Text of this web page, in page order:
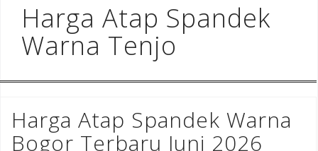
Harga Atap Spandek
Warna Tenjo
Harga Atap Spandek Warna
Bogor Terbaru Juni 2026